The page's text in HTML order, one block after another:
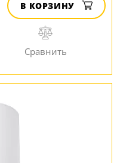
В КОРЗИНУ